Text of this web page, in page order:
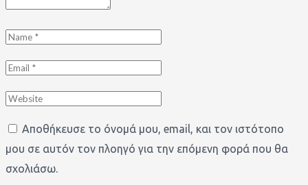
Αποθήκευσε το όνομά μου, email, και τον ιστότοπο
μου σε αυτόν τον πλοηγό για την επόμενη φορά που θα
σχολιάσω.